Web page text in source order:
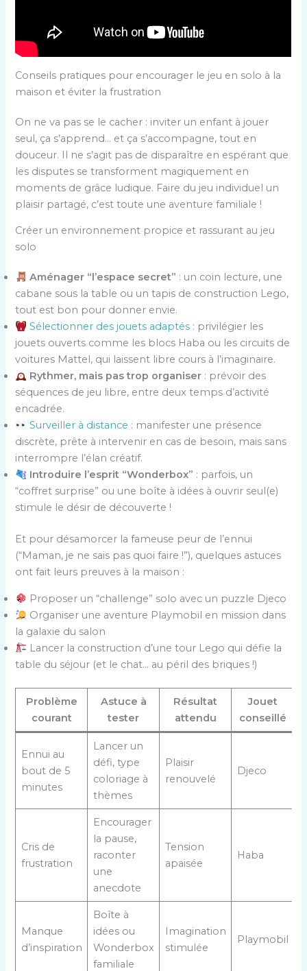
Conseils pratiques pour encourager le jeu en solo à la
maison et éviter la frustration
On ne va pas se le cacher : inviter un enfant à jouer
seul, ça s’apprend… et ça s’accompagne, tout en
douceur. Il ne s’agit pas de disparaître en espérant que
les disputes se transforment magiquement en
moments de grâce ludique. Faire du jeu individuel un
plaisir partagé, c’est toute une aventure familiale !
Créer un environnement propice et rassurant au jeu
solo
Aménager “l’espace secret” : un coin lecture, une
cabane sous la table ou un tapis de construction Lego,
tout est bon pour donner envie.
Sélectionner des jouets adaptés : privilégier les
jouets ouverts comme les blocs Haba ou les circuits de
voitures Mattel, qui laissent libre cours à l’imaginaire.
Rythmer, mais pas trop organiser : prévoir des
séquences de jeu libre, entre deux temps d’activité
encadrée.
Surveiller à distance : manifester une présence
discrète, prête à intervenir en cas de besoin, mais sans
interrompre l’élan créatif.
Introduire l’esprit “Wonderbox” : parfois, un
“coffret surprise” ou une boîte à idées à ouvrir seul(e)
stimule le désir de découverte !
Et pour désamorcer la fameuse peur de l’ennui
(“Maman, je ne sais pas quoi faire !”), quelques astuces
ont fait leurs preuves à la maison :
Proposer un “challenge” solo avec un puzzle Djeco
Organiser une aventure Playmobil en mission dans
la galaxie du salon
Lancer la construction d’une tour Lego qui défie la
table du séjour (et le chat… au péril des briques !)
Problème
courant
Astuce à
tester
Résultat
attendu
Jouet
conseillé
Ennui au
bout de 5
minutes
Lancer un
défi, type
coloriage à
thèmes
Plaisir
renouvelé
Djeco
Cris de
frustration
Encourager
la pause,
raconter
une
anecdote
Tension
apaisée
Haba
Manque
d’inspiration
Boîte à
idées ou
Wonderbox
familiale
Imagination
stimulée
Playmobil